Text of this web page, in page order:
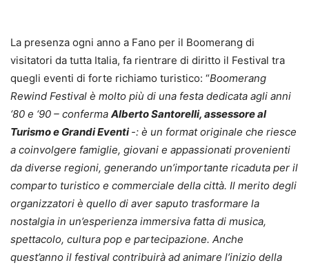
La presenza ogni anno a Fano per il Boomerang di
visitatori da tutta Italia, fa rientrare di diritto il Festival tra
quegli eventi di forte richiamo turistico: “Boomerang
Rewind Festival è molto più di una festa dedicata agli anni
‘80 e ‘90 – conferma Alberto Santorelli, assessore al
Turismo e Grandi Eventi-: è un format originale che riesce
a coinvolgere famiglie, giovani e appassionati provenienti
da diverse regioni, generando un’importante ricaduta per il
comparto turistico e commerciale della città. Il merito degli
organizzatori è quello di aver saputo trasformare la
nostalgia in un’esperienza immersiva fatta di musica,
spettacolo, cultura pop e partecipazione. Anche
quest’anno il festival contribuirà ad animare l’inizio della